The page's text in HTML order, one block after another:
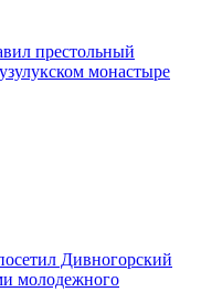
престольный
монастыре
Дивногорский
молодежного